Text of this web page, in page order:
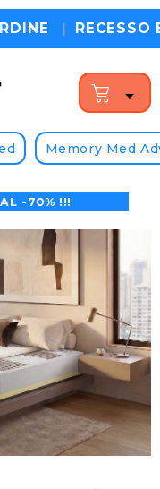
| RECESSO

Memory Med
-70% !!!